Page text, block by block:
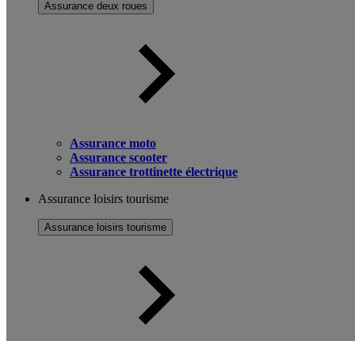
Assurance deux roues
Assurance moto
Assurance scooter
Assurance trottinette électrique
Assurance loisirs tourisme
Assurance loisirs tourisme